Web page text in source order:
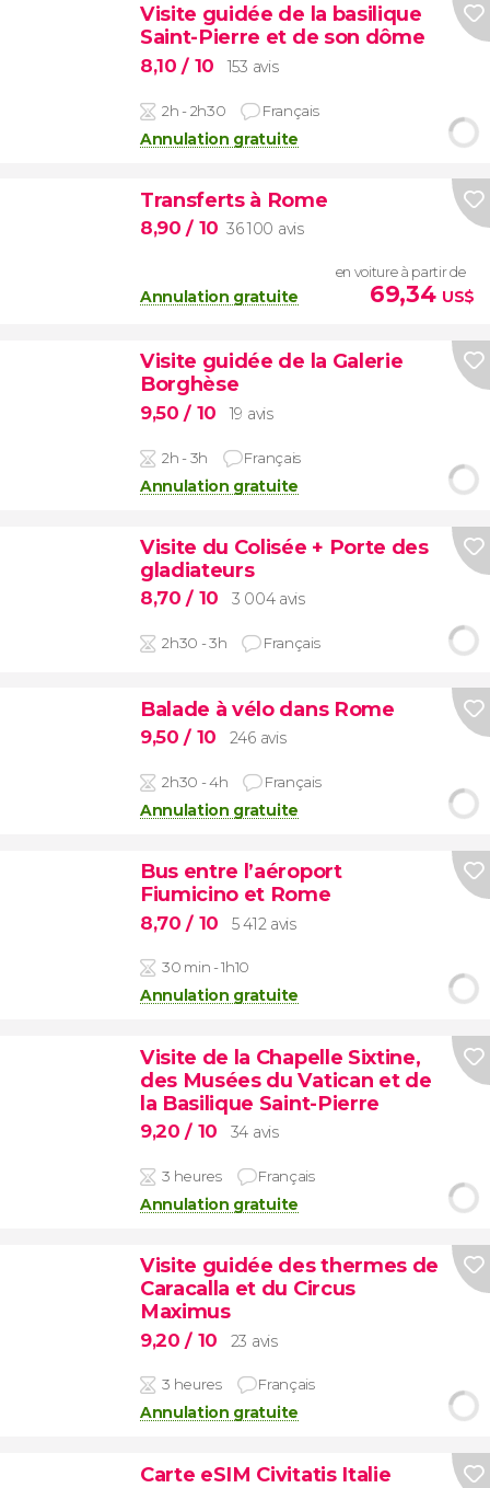
Visite guidée de la basilique
Saint-Pierre et de son dôme
8,10/ 10 153 avis
2h - 2h30 Français
Annulation gratuite
Transferts à Rome
8,90/ 10 36 100 avis
Annulation gratuite
en voiture à partir de
69,34 US$
Visite guidée de la Galerie
Borghèse
9,50/ 10 19 avis
2h - 3h Français
Annulation gratuite
Visite du Colisée + Porte des
gladiateurs
8,70/ 10 3 004 avis
2h30 - 3h Français
Balade à vélo dans Rome
9,50/ 10 246 avis
2h30 - 4h Français
Annulation gratuite
Bus entre l’aéroport
Fiumicino et Rome
8,70/ 10 5 412 avis
30 min - 1h10
Annulation gratuite
Visite de la Chapelle Sixtine,
des Musées du Vatican et de
la Basilique Saint-Pierre
9,20/ 10 34 avis
3 heures Français
Annulation gratuite
Visite guidée des thermes de
Caracalla et du Circus
Maximus
9,20/ 10 23 avis
3 heures Français
Annulation gratuite
Carte eSIM Civitatis Italie